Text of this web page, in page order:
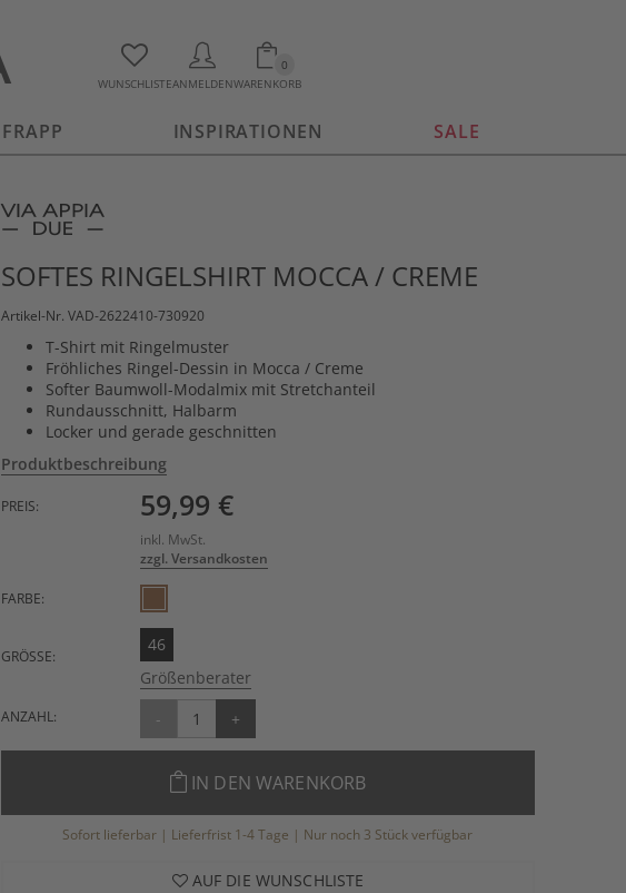
WUNSCHLISTEANMELDEN
0
WARENKORB
FRAPP INSPIRATIONEN SALE
SOFTES RINGELSHIRT MOCCA / CREME
Artikel-Nr. VAD-2622410-730920
T-Shirt mit Ringelmuster
Fröhliches Ringel-Dessin in Mocca / Creme
Softer Baumwoll-Modalmix mit Stretchanteil
Rundausschnitt, Halbarm
Locker und gerade geschnitten
Produktbeschreibung
PREIS: 59,99 €
inkl. MwSt.
zzgl. Versandkosten
FARBE:
GRÖSSE:
46
Größenberater
ANZAHL: - +
IN DEN WARENKORB
Sofort lieferbar | Lieferfrist 1-4 Tage | Nur noch 3 Stück verfügbar
AUF DIE WUNSCHLISTE